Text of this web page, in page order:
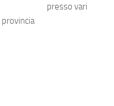
presso vari